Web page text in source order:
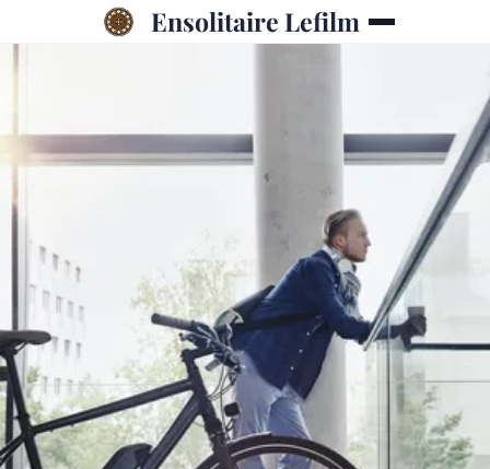
Ensolitaire Lefilm